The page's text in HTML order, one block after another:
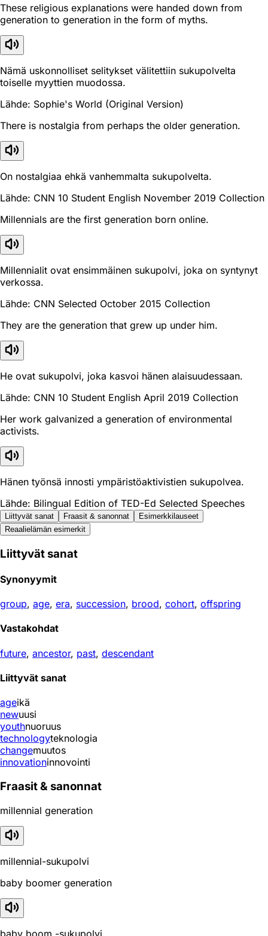
These religious explanations were handed down from
generation to generation in the form of myths.
Nämä uskonnolliset selitykset välitettiin sukupolvelta
toiselle myyttien muodossa.
Lähde: Sophie's World (Original Version)
There is nostalgia from perhaps the older generation.
On nostalgiaa ehkä vanhemmalta sukupolvelta.
Lähde: CNN 10 Student English November 2019 Collection
Millennials are the first generation born online.
Millennialit ovat ensimmäinen sukupolvi, joka on syntynyt
verkossa.
Lähde: CNN Selected October 2015 Collection
They are the generation that grew up under him.
He ovat sukupolvi, joka kasvoi hänen alaisuudessaan.
Lähde: CNN 10 Student English April 2019 Collection
Her work galvanized a generation of environmental
activists.
Hänen työnsä innosti ympäristöaktivistien sukupolvea.
Lähde: Bilingual Edition of TED-Ed Selected Speeches
Liittyvät sanat Fraasit & sanonnat
Esimerkkilauseet
Reaali­elämän esimerkit
Liittyvät sanat
Synonyymit
group, age, era, succession, brood, cohort, offspring
Vastakohdat
future, ancestor, past, descendant
Liittyvät sanat
ageikä
newuusi
youthnuoruus
technologyteknologia
changemuutos
innovationinnovointi
Fraasit & sanonnat
millennial generation
millennial-sukupolvi
baby boomer generation
baby boom -sukupolvi